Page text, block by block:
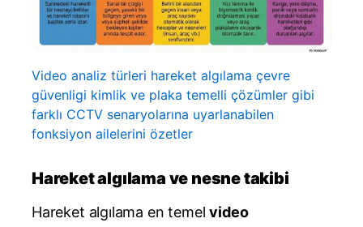
Video analiz türleri hareket algılama çevre
güvenligi kimlik ve plaka temelli çözümler gibi
farklı CCTV senaryolarına uyarlanabilen
fonksiyon ailelerini özetler
Hareket algılama ve nesne takibi
Hareket algılama en temelvideo